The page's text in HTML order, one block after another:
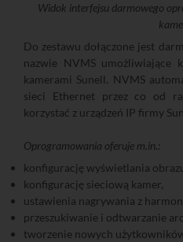
Widok interfejsu darmowego
Do zestawu dołączone jest
nazwie NVMS umożliwiające
kamerami Sunell. NVMS
sieci Ethernet przez co od
korzystać z urządzeń IP firmy
Oprogramowania oferuje m.in.:
konfigurację wyświetlania
konfigurację sieciową kamer,
ustawienia nagrywania z
przeszukiwanie i odtwarzanie
tworzenie nowych